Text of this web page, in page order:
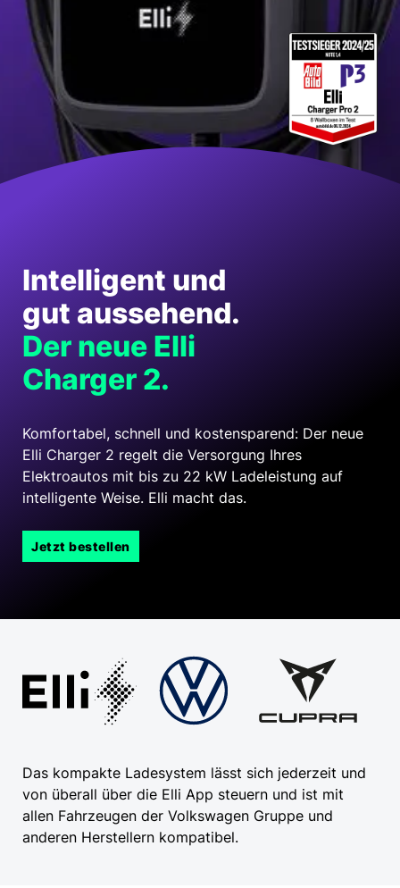
Intelligent und
gut aussehend.
Der neue Elli
Charger 2.
Komfortabel, schnell und kostensparend: Der neue
Elli Charger 2 regelt die Versorgung Ihres
Elektroautos mit bis zu 22 kW Ladeleistung auf
intelligente Weise. Elli macht das.
Jetzt bestellen
Das kompakte Ladesystem lässt sich jederzeit und
von überall über die Elli App steuern und ist mit
allen Fahrzeugen der Volkswagen Gruppe und
anderen Herstellern kompatibel.